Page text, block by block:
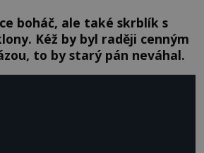
boháč, ale také skrblík s
Kéž by byl raději cenným
to by starý pán neváhal.